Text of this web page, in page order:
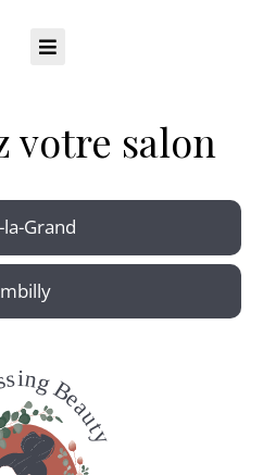
votre salon
Grand